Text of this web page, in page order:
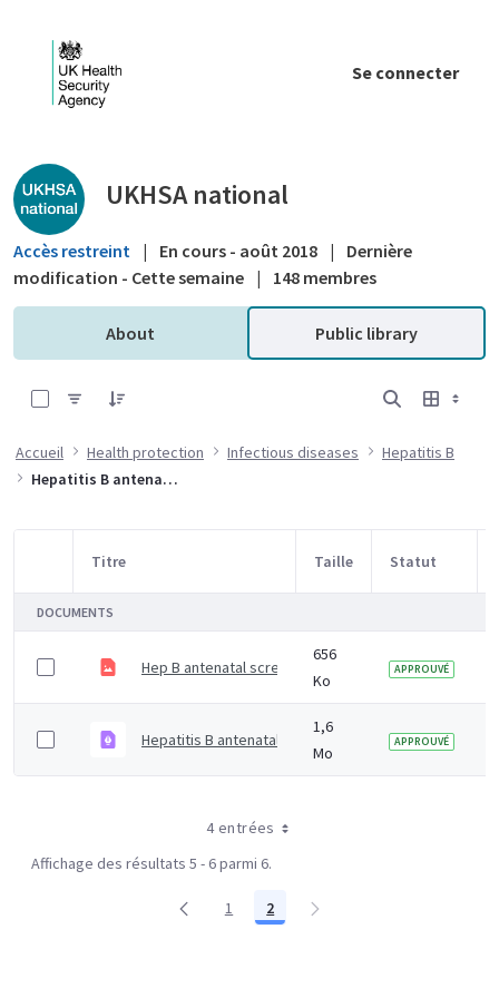
Se connecter
Public library - UKHSA national
UKHSA national
Accès restreint | En cours - août 2018 |
Dernière
modification - Cette semaine | 148 membres
About Public library
Accueil Health protection Infectious diseases
Hepatitis B
Hepatitis B antenatal screening and selective neonatal immunisation pathway
Sélection d'article
Titre Taille Statut
DOCUMENTS
Hep B antenatal screening - IDPS programme
656
Ko
APPROUVÉ
Hepatitis B antenatal screening and selective
1,6
Mo
APPROUVÉ
4 entrées
Affichage des résultats 5 - 6 parmi 6.
Page
1 Page
2